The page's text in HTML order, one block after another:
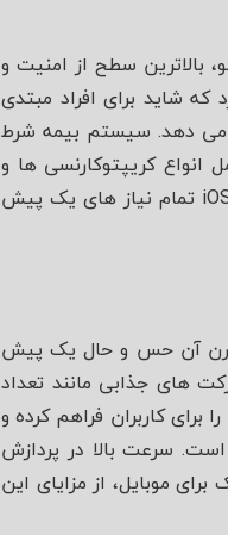
سطح از امنیت و
شاید برای افراد مبتدی
ضرایب ممکن ارائه می‌ دهد. سیستم بیمه شرط
کریپتوکارنسی‌ ها و
صرافی‌ های آنلاین از نقاط قوت آن است. اپلیکیشن‌ های فوق‌ پیشرفته این سایت برای اندروید و iOS تمام نیاز های یک پیش‌
کاربری مدرن آن حس و حال یک پیش‌
را به مخاطب منتقل می‌ کند. این سایت برای مسابقات فوتبال جام جهانی ۲۰۲۶ مارکت‌ های جذابی مانند تعداد
کاربران فراهم کرده و
سرعت بالا در پردازش
موبایل، از مزایای این